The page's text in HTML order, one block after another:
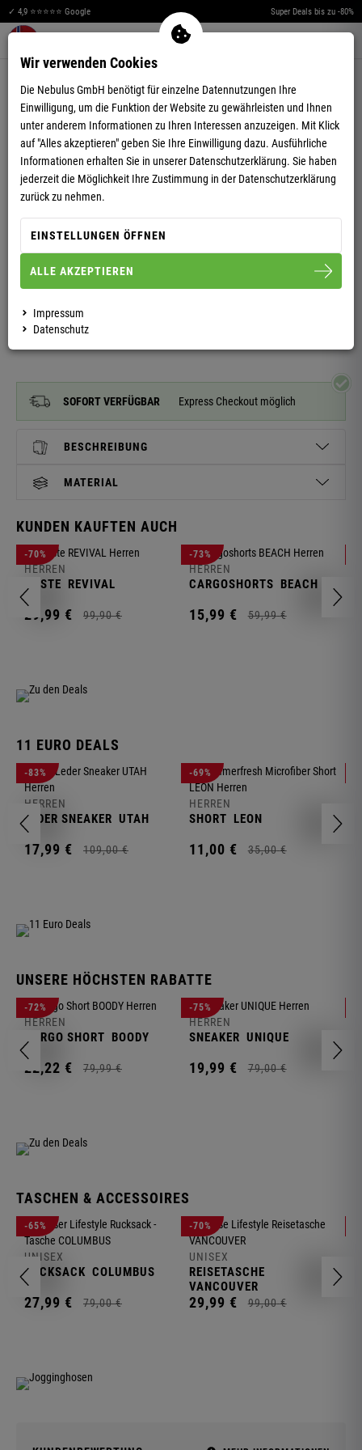
✓ 4,9 ⭐⭐⭐⭐⭐ Google Super Deals bis zu -80%
Warenkorb aufklappen
STRICKPULLOVER FENRIS HERREN
SOFORT VERFÜGBAR Express Checkout möglich
BESCHREIBUNG
MATERIAL
KUNDEN KAUFTEN AUCH
-70%
HERREN
WESTE REVIVAL
29,99 € 99,90 €
-73%
HERREN
CARGOSHORTS BEACH
15,99 € 59,99 €
11 EURO DEALS
-83%
HERREN
LEDER SNEAKER UTAH
17,99 € 109,00 €
-69%
HERREN
SHORT LEON
11,00 € 35,00 €
UNSERE HÖCHSTEN RABATTE
-72%
HERREN
CARGO SHORT BOODY
22,22 € 79,99 €
-75%
HERREN
SNEAKER UNIQUE
19,99 € 79,00 €
TASCHEN & ACCESSOIRES
-65%
UNISEX
RUCKSACK COLUMBUS
27,99 € 79,00 €
-70%
UNISEX
REISETASCHE
VANCOUVER
29,99 € 99,00 €
Wir verwenden Cookies
Die Nebulus GmbH benötigt für einzelne Datennutzungen Ihre
Einwilligung, um die Funktion der Website zu gewährleisten und Ihnen
unter anderem Informationen zu Ihren Interessen anzuzeigen. Mit Klick
auf "Alles akzeptieren" geben Sie Ihre Einwilligung dazu. Ausführliche
Informationen erhalten Sie in unserer Datenschutzerklärung. Sie haben
jederzeit die Möglichkeit Ihre Zustimmung in der Datenschutzerklärung
zurück zu nehmen.
EINSTELLUNGEN ÖFFNEN
ALLE AKZEPTIEREN
Impressum
Datenschutz